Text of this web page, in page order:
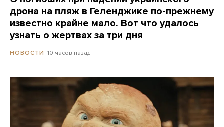
дрона на пляж в Геленджике по-прежнему
известно крайне мало. Вот что удалось
узнать о жертвах за три дня
НОВОСТИ 10 часов назад